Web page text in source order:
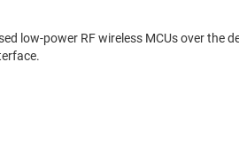
low-power RF wireless MCUs over the